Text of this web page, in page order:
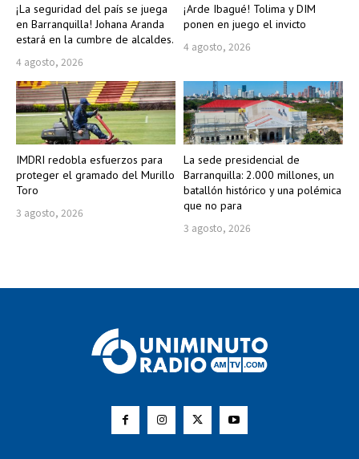
¡La seguridad del país se juega
en Barranquilla! Johana Aranda
estará en la cumbre de alcaldes.
4 agosto, 2026
¡Arde Ibagué! Tolima y DIM
ponen en juego el invicto
4 agosto, 2026
IMDRI redobla esfuerzos para
proteger el gramado del Murillo
Toro
3 agosto, 2026
La sede presidencial de
Barranquilla: 2.000 millones, un
batallón histórico y una polémica
que no para
3 agosto, 2026